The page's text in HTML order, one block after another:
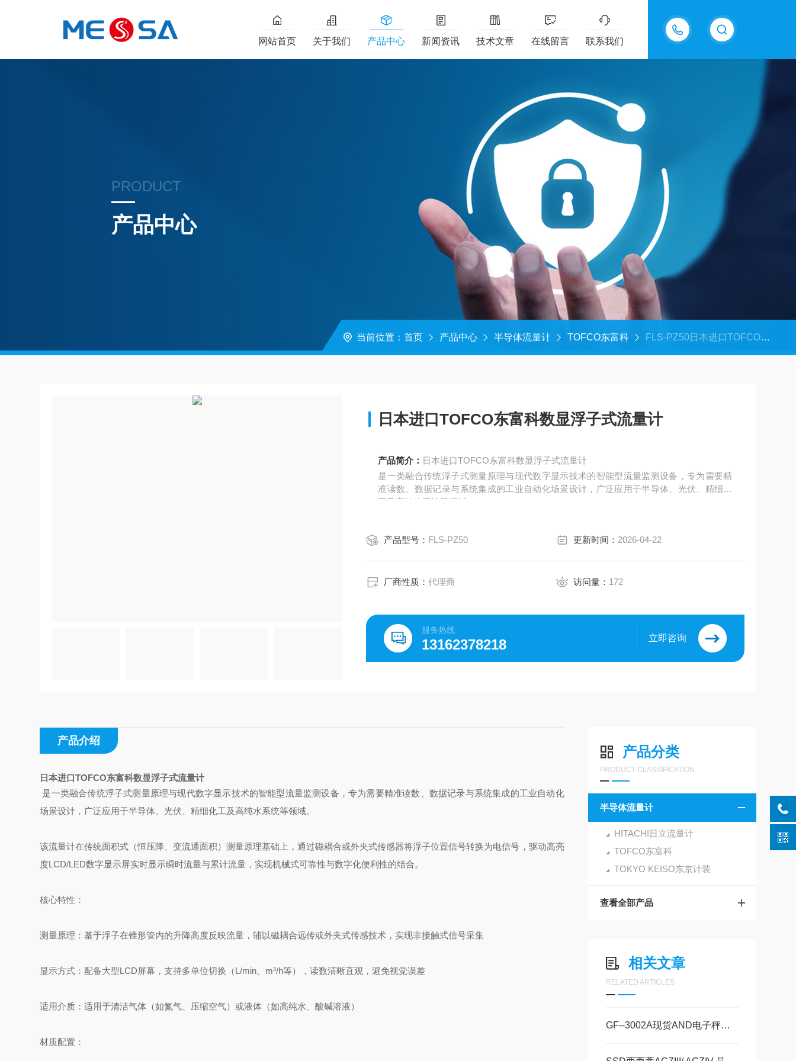
13915577898
网站首页 关于我们 产品中心 新闻资讯 技术文章 在线留言 联系我们
PRODUCT
产品中心
当前位置： 首页 产品中心 半导体流量计 TOFCO东富科 FLS-PZ50日本进口TOFCO东富科数显浮子式流量计
日本进口TOFCO东富科数显浮子式流量计
产品简介： 日本进口TOFCO东富科数显浮子式流量计
是一类融合传统浮子式测量原理与现代数字显示技术的智能型流量监测设备，专为需要精
准读数、数据记录与系统集成的工业自动化场景设计，广泛应用于半导体、光伏、精细化
工及高纯水系统等领域。
产品型号： FLS-PZ50 更新时间： 2026-04-22
厂商性质：代理商 访问量： 172
服务热线
13162378218 立即咨询
产品分类
PRODUCT CLASSIFICATION
半导体流量计
HITACHI日立流量计
TOFCO东富科
TOKYO KEISO东京计装
查看全部产品
相关文章
RELATED ARTICLES
GF--3002A现货AND电子秤电子天平GF-3002A美萨全系列代理
产品介绍
日本进口TOFCO东富科数显浮子式流量计
是一类融合传统浮子式测量原理与现代数字显示技术的智能型流量监测设备，专为需要精准读数、数据记录与系统集成的工业自动化
场景设计，广泛应用于半导体、光伏、精细化工及高纯水系统等领域。
该流量计在传统‌面积式（恒压降、变流通面积）测量原理‌基础上，通过磁耦合或外夹式传感器将浮子位置信号转换为电信号，驱动‌高亮
度LCD/LED数字显示屏‌实时显示瞬时流量与累计流量，实现机械式可靠性与数字化便利性的结合。
核心特性：
‌测量原理‌：基于浮子在锥形管内的升降高度反映流量，辅以‌磁耦合远传或外夹式传感技术‌，实现非接触式信号采集
‌显示方式‌：配备‌大型LCD屏幕‌，支持多单位切换（L/min、m³/h等），读数清晰直观，避免视觉误差
‌适用介质‌：适用于清洁气体（如氮气、压缩空气）或液体（如高纯水、酸碱溶液）
‌材质配置‌：